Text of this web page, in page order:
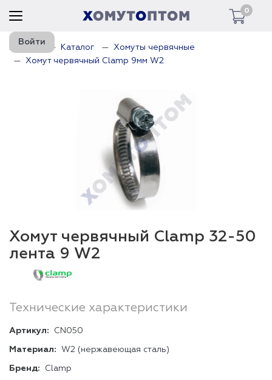
0
Войти
Главная Каталог
Хомуты червячные
Хомут червячный Clamp 9мм W2
Хомут червячный Clamp 32-50
лента 9 W2
Технические характеристики
Артикул: CN050
Материал: W2 (нержавеющая сталь)
Бренд: Clamp